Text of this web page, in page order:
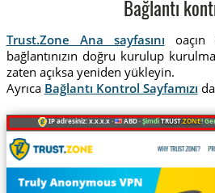
Bağlantı
Trust.Zone Ana sayfasını oaçın
bağlantınızın doğru kurulup
zaten açıksa yeniden yükleyin.
Ayrıca Bağlantı Kontrol Sayfamızı
IP adresiniz: x.x.x.x · ABD ·ŞimdiTRUST.ZONE!